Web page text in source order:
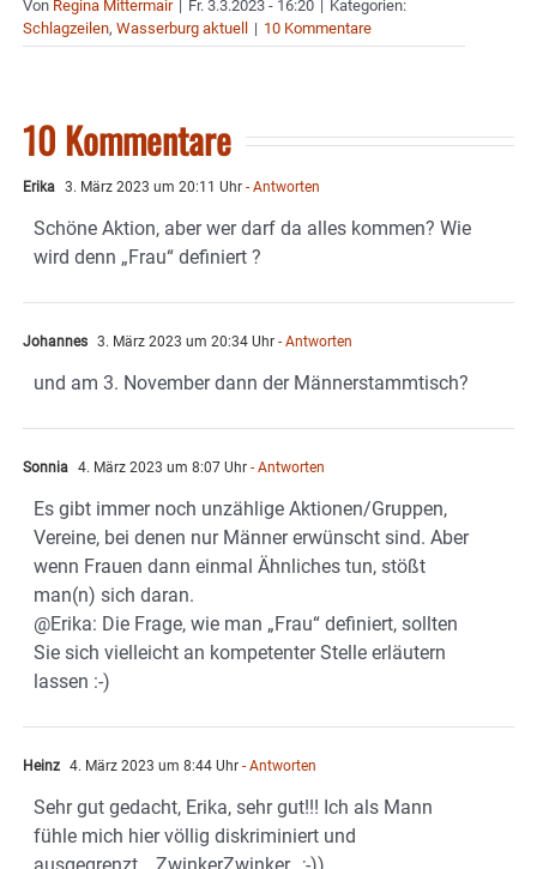
Von Regina Mittermair Fr. 3.3.2023 - 16:20
Kategorien:
Schlagzeilen, Wasserburg aktuell | 10 Kommentare
10 Kommentare
Erika 3. März 2023 um 20:11 Uhr - Antworten
Schöne Aktion, aber wer darf da alles kommen? Wie
wird denn „Frau“ definiert ?
Johannes 3. März 2023 um 20:34 Uhr - Antworten
und am 3. November dann der Männerstammtisch?
Sonnia 4. März 2023 um 8:07 Uhr - Antworten
Es gibt immer noch unzählige Aktionen/Gruppen,
Vereine, bei denen nur Männer erwünscht sind. Aber
wenn Frauen dann einmal Ähnliches tun, stößt
man(n) sich daran.
@Erika: Die Frage, wie man „Frau“ definiert, sollten
Sie sich vielleicht an kompetenter Stelle erläutern
lassen :-)
Heinz 4. März 2023 um 8:44 Uhr - Antworten
Sehr gut gedacht, Erika, sehr gut!!! Ich als Mann
fühle mich hier völlig diskriminiert und